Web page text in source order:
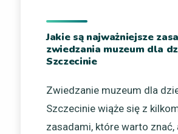
Jakie są najważniejsze
zwiedzania muzeum dla
Szczecinie
Zwiedzanie muzeum dla
Szczecinie wiąże się z
zasadami, które warto znać,